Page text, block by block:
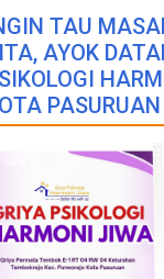
TAU
AYOK
PASURUAN